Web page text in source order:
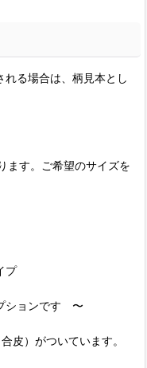
れる場合は、柄見本とし
す。ご希望のサイズを
プ
ションです 〜
皮）がついています。